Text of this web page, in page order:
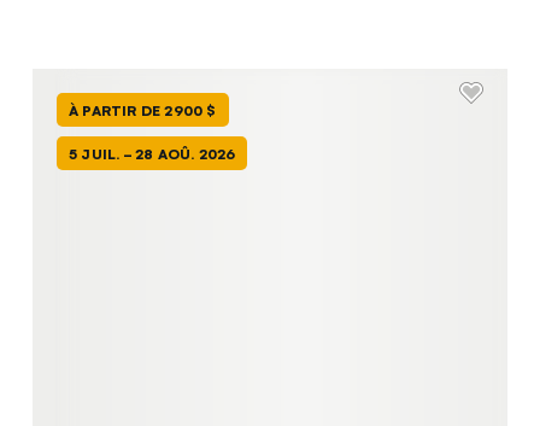
À PARTIR DE 2900 $
5 JUIL. - 28 AOÛ. 2026